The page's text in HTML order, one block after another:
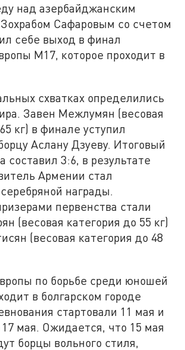
над азербайджанским
Сафаровым со счетом
себе выход в финал
M17, которое проходит в
схватках определились
Завен Межлумян (весовая
кг) в финале уступил
Аслану Дзуеву. Итоговый
составил 3:6, в результате
Армении стал
награды.
первенства стали
(весовая категория до 55 кг)
(весовая категория до 48
по борьбе среди юношей
в болгарском городе
стартовали 11 мая и
мая. Ожидается, что 15 мая
борцы вольного стиля,